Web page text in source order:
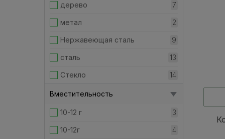
дерево 7
метал 2
Нержавеющая сталь 9
сталь 13
Стекло 14
Вместительность
10-12 г 3
10-12г 4